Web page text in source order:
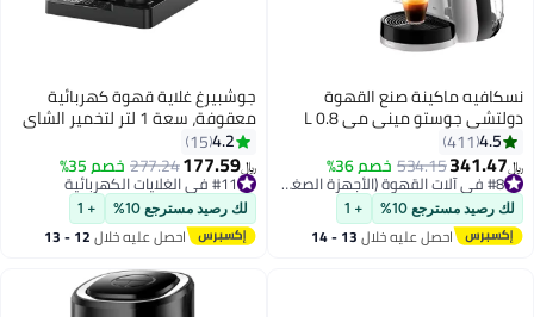
نسكافيه ماكينة صنع القهوة
دولتشي جوستو ميني مي 0.8 L
1460 W EDG155.BG أسود/ رمادي
4.5
411
﷼‏341.47
534.15خصم 36%
بتخلّص بسرعة
لك رصيد مسترجع 10% + 1
احصل عليه خلال 13 - 14
اغسطس
جوشبيرغ غلاية قهوة كهربائية
معقوفة، سعة 1 لتر لتخمير الشاي
والقهوة، غطاء داخلي وسفلي من
الفولاذ المقاوم للصدأ، تسخين سريع
1200 وات، أسود
4.2
15
﷼‏177.59
277.24خصم 35%
#11 في الغلايات الكهربائية
#11 في الغلايات الكهربائية
لك رصيد مسترجع 10% + 1
احصل عليه خلال 12 - 13
اغسطس